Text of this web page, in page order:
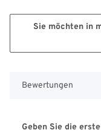
Sie möchten in
Bewertungen
Geben Sie die